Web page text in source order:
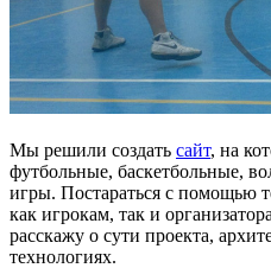
Мы решили создать сайт, на
футбольные, баскетбольные,
игры. Постараться с помощью
как игрокам, так и
расскажу о сути проекта,
технологиях.